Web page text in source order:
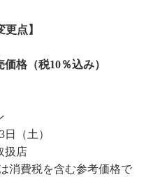
点】
格（税10％込み）
日（土）
扱店
消費税を含む参考価格で